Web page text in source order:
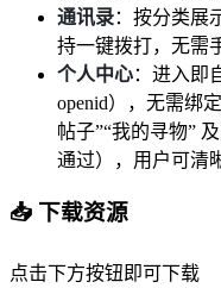
通讯录：按分类展
持一键拨打，无需
个人中心：进入即
openid），无需绑
帖子”“我的寻物”
通过），用户可清
📥 下载资源
点击下方按钮即可下载